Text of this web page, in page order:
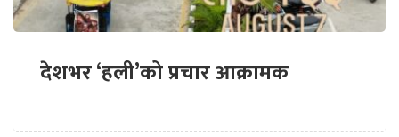
देशभर ‘हली’को प्रचार आक्रामक